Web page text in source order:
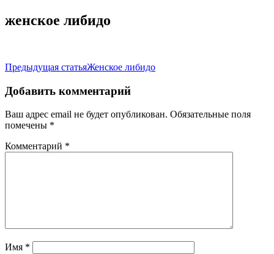
женское либидо
Навигация
по
записям
Предыдущая статьяЖенское либидо
Добавить комментарий
Ваш адрес email не будет опубликован. Обязательные поля
помечены *
Комментарий *
Имя *